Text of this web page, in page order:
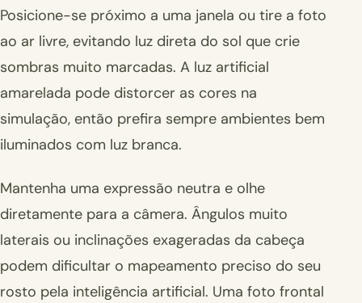
Posicione-se próximo a uma janela ou tire a foto
ao ar livre, evitando luz direta do sol que crie
sombras muito marcadas. A luz artificial
amarelada pode distorcer as cores na
simulação, então prefira sempre ambientes bem
iluminados com luz branca.
Mantenha uma expressão neutra e olhe
diretamente para a câmera. Ângulos muito
laterais ou inclinações exageradas da cabeça
podem dificultar o mapeamento preciso do seu
rosto pela inteligência artificial. Uma foto frontal